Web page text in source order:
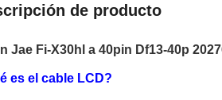
de producto
Jae Fi-X30hl a 40pin Df13-40p
es el cable LCD?